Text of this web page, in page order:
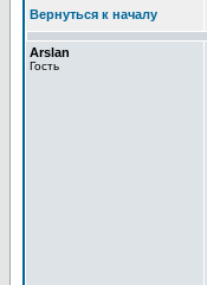
Вернуться к началу
Arslan
Гость